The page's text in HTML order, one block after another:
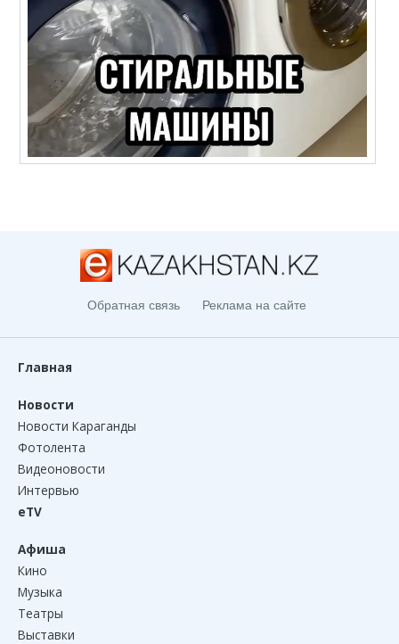
Обратная связь Реклама на сайте
Главная
Новости
Новости Караганды
Фотолента
Видеоновости
Интервью
eTV
Афиша
Кино
Музыка
Театры
Выставки